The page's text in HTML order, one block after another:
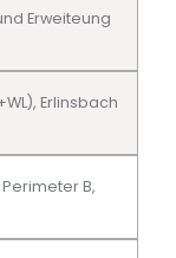
Erweiteung
Erlinsbach
B,